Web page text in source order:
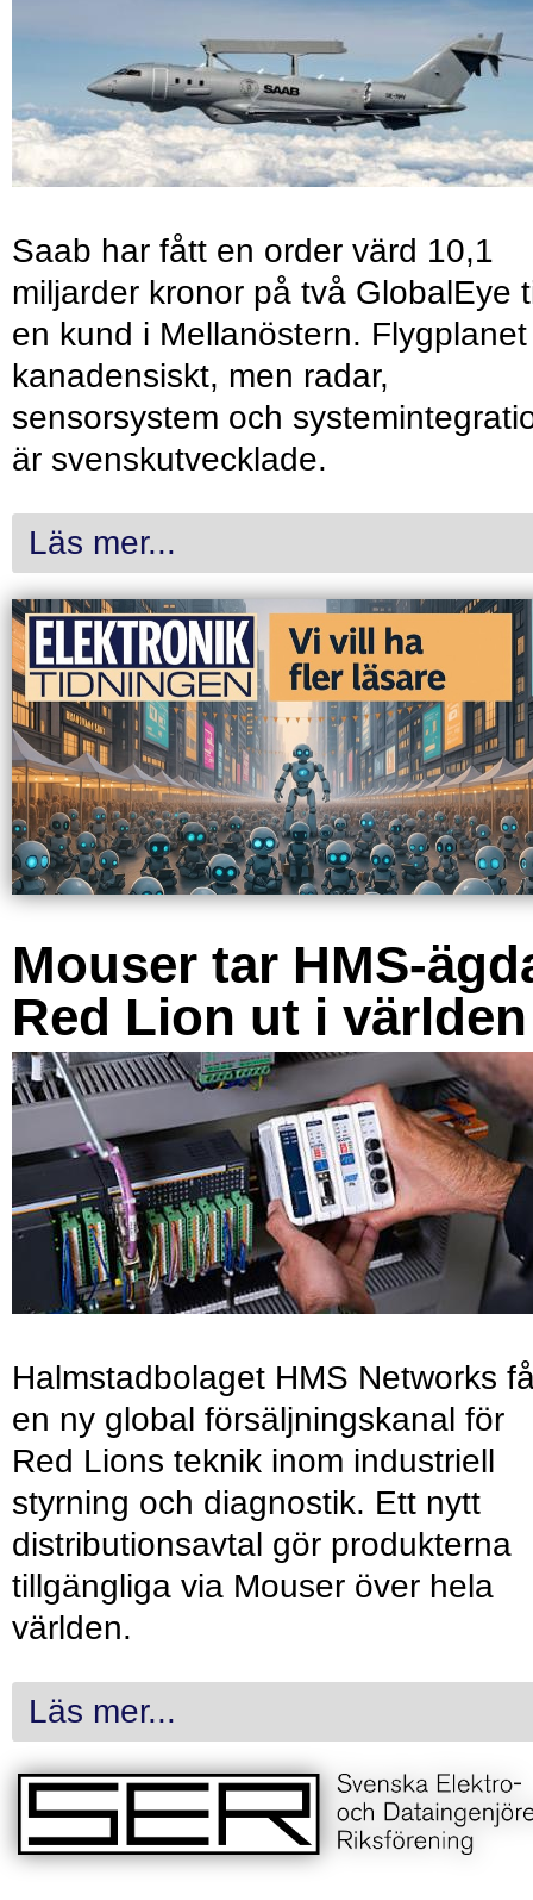
Saab har fått en order värd 10,1
miljarder kronor på två GlobalEye
en kund i Mellanöstern.
kanadensiskt, men radar,
sensorsystem och
är svenskutvecklade.
Läs mer...
Mouser tar HMS-
Red Lion ut i världen
Halmstadbolaget HMS Networks
en ny global försäljningskanal för
Red Lions teknik inom industriell
styrning och diagnostik. Ett nytt
distributionsavtal gör produkterna
tillgängliga via Mouser över hela
världen.
Läs mer...